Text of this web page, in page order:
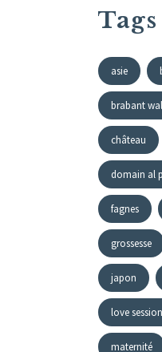
Tags
asie
brabant
château
domain al
fagnes
grossesse
japon
love session
maternité